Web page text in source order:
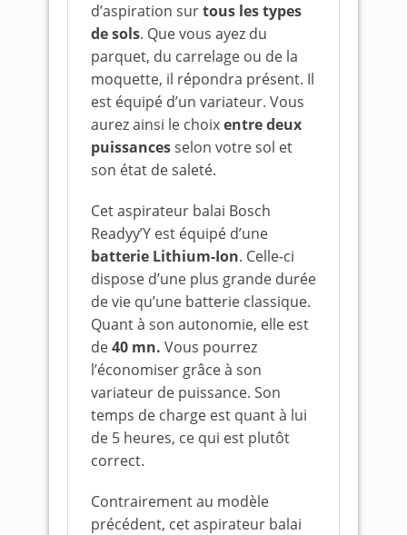
d’aspiration surtous les types
de sols. Que vous ayez du
parquet, du carrelage ou de la
moquette, il répondra présent. Il
est équipé d’un variateur. Vous
aurez ainsi le choixentre deux
puissancesselon votre sol et
son état de saleté.
Cet aspirateur balai Bosch
Readyy’Y est équipé d’une
batterie Lithium-Ion. Celle-ci
dispose d’une plus grande durée
de vie qu’une batterie classique.
Quant à son autonomie, elle est
de40 mn. Vous pourrez
l’économiser grâce à son
variateur de puissance. Son
temps de charge est quant à lui
de 5 heures, ce qui est plutôt
correct.
Contrairement au modèle
précédent, cet aspirateur balai